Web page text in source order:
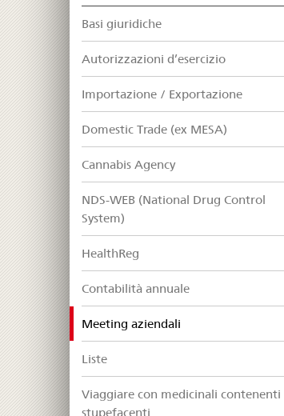
Basi giuridiche
Autorizzazioni d’esercizio
Importazione / Exportazione
Domestic Trade (ex MESA)
Cannabis Agency
NDS-WEB (National Drug Control
System)
HealthReg
Contabilità annuale
Meeting aziendali
Liste
Viaggiare con medicinali contenenti
stupefacenti